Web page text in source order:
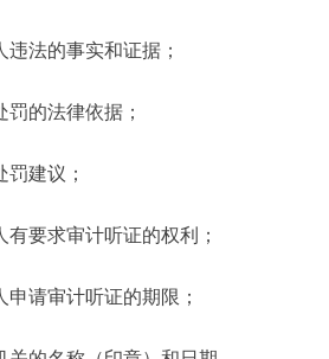
法的事实和证据；
的法律依据；
建议；
要求审计听证的权利；
请审计听证的期限；